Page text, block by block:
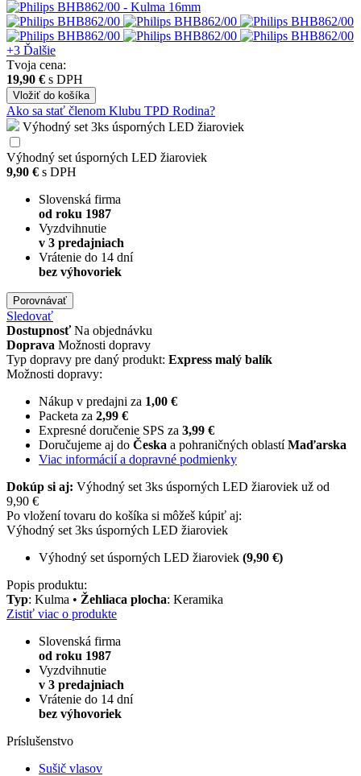
+3 Ďalšie
Tvoja cena:
19,90 € s DPH
Vložiť do košíka
Ako sa stať členom Klubu TPD Rodina?
Výhodný set 3ks úsporných LED žiaroviek
Výhodný set úsporných LED žiaroviek
9,90 € s DPH
Slovenská firma
od roku 1987
Vyzdvihnutie
v 3 predajniach
Vrátenie do 14 dní
bez výhovoriek
Porovnávať
Sledovať
Dostupnosť Na objednávku
Doprava Možnosti dopravy
Typ dopravy pre daný produkt: Express malý balík
Možnosti dopravy:
Nákup v predajni za 1,00 €
Packeta za 2,99 €
Expresné doručenie SPS za 3,99 €
Doručujeme aj do Česka a pohraničných oblastíMaďarska
Viac informácií a dopravné podmienky
Dokúp si aj: Výhodný set 3ks úsporných LED žiaroviek už od
9,90 €
Po vložení tovaru do košíka si môžeš kúpiť aj:
Výhodný set 3ks úsporných LED žiaroviek
Výhodný set úsporných LED žiaroviek (9,90 €)
Popis produktu:
Typ: Kulma • Žehliaca plocha: Keramika
Zistiť viac o produkte
Slovenská firma
od roku 1987
Vyzdvihnutie
v 3 predajniach
Vrátenie do 14 dní
bez výhovoriek
Príslušenstvo
Sušič vlasov